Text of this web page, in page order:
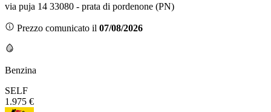
via puja 14 33080 - prata di pordenone (PN)
Prezzo comunicato il 07/08/2026
Benzina
SELF
1.975 €